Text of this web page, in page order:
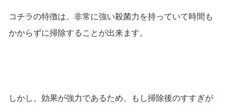
コチラの特徴は、非常に強い殺菌力を持っていて時間も
かからずに掃除することが出来ます。
しかし、効果が強力であるため、もし掃除後のすすぎが